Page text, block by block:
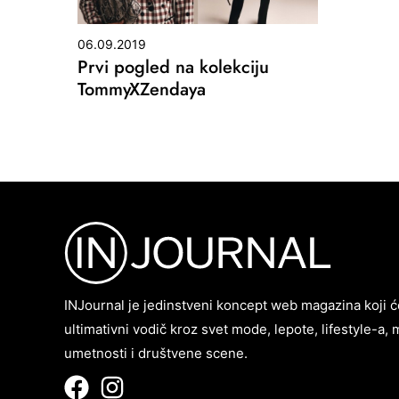
06.09.2019
Prvi pogled na kolekciju
TommyXZendaya
INJournal je jedinstveni koncept web magazina koji
ultimativni vodič kroz svet mode, lepote, lifestyle-a,
umetnosti i društvene scene.